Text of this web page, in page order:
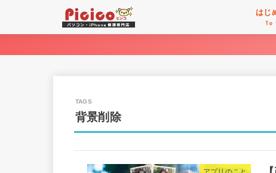
はじ
To
背景削除